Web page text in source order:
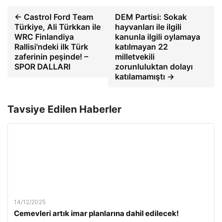
← Castrol Ford Team
Türkiye, Ali Türkkan ile
WRC Finlandiya
Rallisi'ndeki ilk Türk
zaferinin peşinde! –
SPOR DALLARI
DEM Partisi: Sokak
hayvanları ile ilgili
kanunla ilgili oylamaya
katılmayan 22
milletvekili
zorunluluktan dolayı
katılamamıştı →
Tavsiye Edilen Haberler
14/12/2025
Cemevleri artık imar planlarına dahil edilecek!